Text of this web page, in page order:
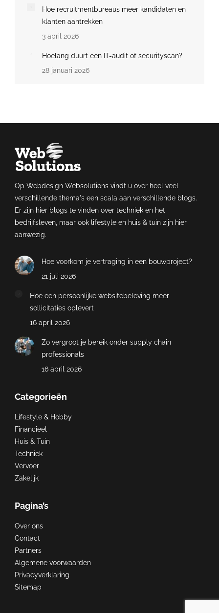
Hoe recruitmentbureaus meer kandidaten en
klanten aantrekken
3 april 2026
Hoelang duurt een IT-audit of securityscan?
28 januari 2026
Op Webdesign Websolutions vindt u over heel veel
verschillende thema's een scala aan verschillende blogs.
Er zijn hier blogs te vinden over techniek en het
bedrijfsleven, maar ook lifestyle en huis & tuin zijn hier
aanwezig.
Hoe voorkom je vertraging in een bouwproject?
21 juli 2026
Hoe een persoonlijke websitebeleving meer
sollicitaties oplevert
16 april 2026
Zo vergroot je bereik onder supply chain
professionals
16 april 2026
Categorieën
Lifestyle & Hobby
Financieel
Huis & Tuin
Techniek
Vervoer
Zakelijk
Pagina’s
Over ons
Contact
Partners
Algemene voorwaarden
Privacyverklaring
Sitemap